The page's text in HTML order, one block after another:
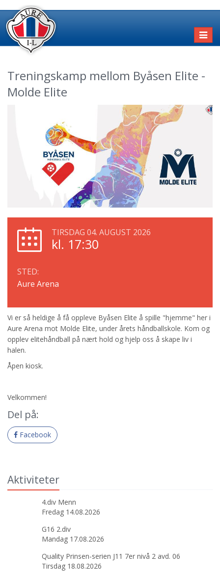
Treningskamp mellom Byåsen Elite -
Molde Elite
TIRSDAG 04. AUGUST 2026
kl. 17:30
STED:
Aure Arena
Vi er så heldige å få oppleve Byåsen Elite å spille "hjemme" her i
Aure Arena mot Molde Elite, under årets håndballskole. Kom og
opplev elitehåndball på nært hold og hjelp oss å skape liv i
halen.
Åpen kiosk.
Velkommen!
Del på:
Facebook
Aktiviteter
4.div Menn
Fredag 14.08.2026
G16 2.div
Mandag 17.08.2026
Quality Prinsen-serien J11 7er nivå 2 avd. 06
Tirsdag 18.08.2026